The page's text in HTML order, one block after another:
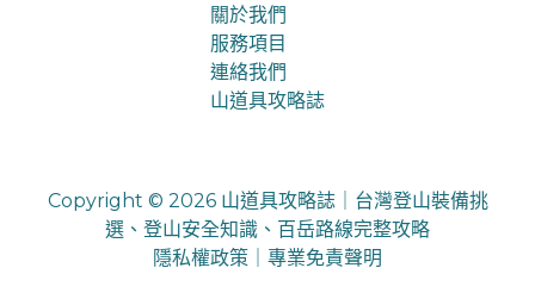
關於我們
服務項目
連絡我們
山道具攻略誌
Copyright © 2026 山道具攻略誌｜台灣登山裝備挑
選、登山安全知識、百岳路線完整攻略
隱私權政策
專業免責聲明